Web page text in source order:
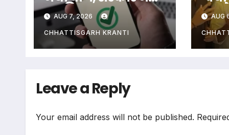
कर दिया साफ
AUG 7, 2026
CHHATTISGARH KRANTI
AUG
Leave a Reply
Your email address will not be published.